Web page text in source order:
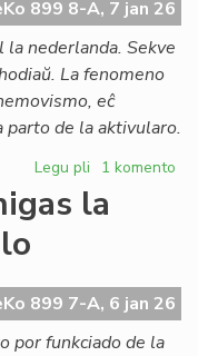
899 8-A, 7 jan 26
nederlanda. Sekve
La fenomeno
eĉ
parto de la aktivularo.
Legu pli pri
Kessous
agonianta
SAT
1 komento
la
899 7-A, 6 jan 26
por funkciado de la